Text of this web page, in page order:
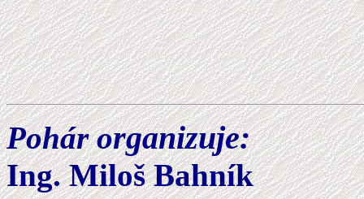
Pohár organizuje:
Ing.Miloš Bahník